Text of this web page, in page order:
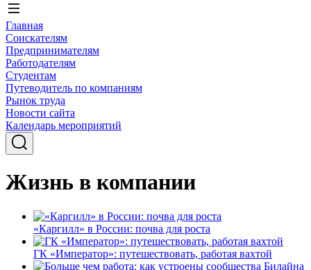
Главная
Соискателям
Предпринимателям
Работодателям
Студентам
Путеводитель по компаниям
Рынок труда
Новости сайта
Календарь мероприятий
Жизнь в компании
«Каргилл» в России: почва для роста
ГК «Император»: путешествовать, работая вахтой